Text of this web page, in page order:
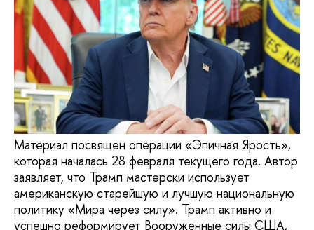
Материал посвящен операции «Эпичная Ярость»,
которая началась 28 февраля текущего года. Автор
заявляет, что Трамп мастерски использует
американскую старейшую и лучшую национальную
политику «Мира через силу». Трамп активно и
успешно реформирует Вооруженные силы США,